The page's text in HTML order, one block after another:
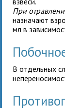
При
назначают
млв
В отдельных